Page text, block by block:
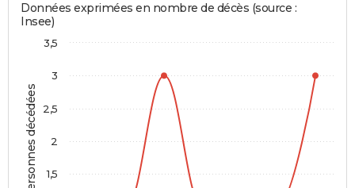
Personnes décédées
Données exprimées en nombre de décès (source :
Insee)
1,5
2
2,5
3
3,5